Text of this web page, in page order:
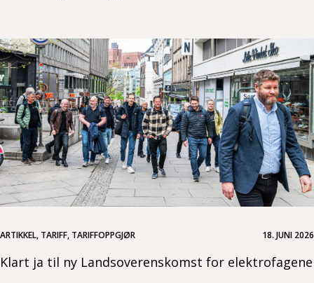
ARTIKKEL, TARIFF, TARIFFOPPGJØR 18. JUNI 2026
Klart ja til ny Landsoverenskomst for elektrofagene